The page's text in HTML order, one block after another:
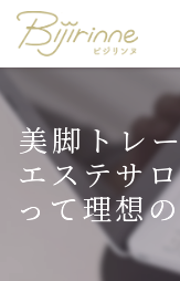
美脚トレ
エステサ
って理想